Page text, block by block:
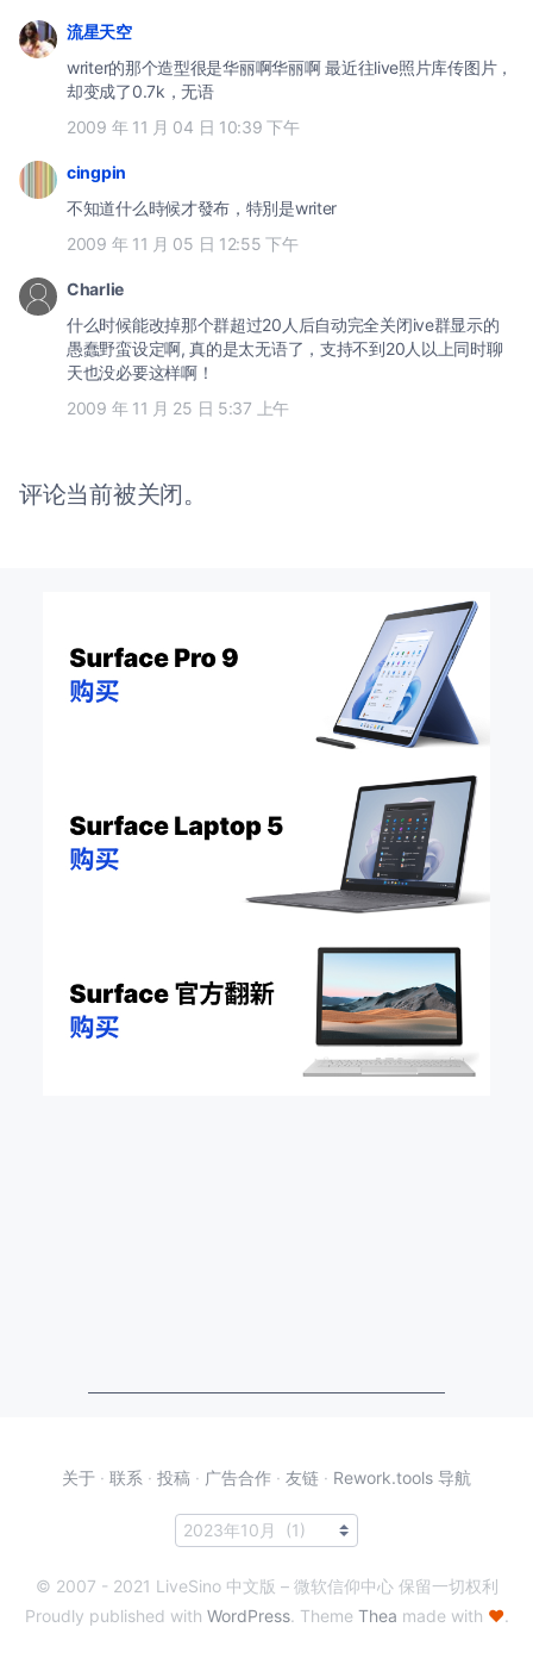
流星天空
writer的那个造型很是华丽啊华丽啊 最近往live照片库传图片，
却变成了0.7k，无语
2009 年 11 月 04 日 10:39 下午
cingpin
不知道什么時候才發布，特別是writer
2009 年 11 月 05 日 12:55 下午
Charlie
什么时候能改掉那个群超过20人后自动完全关闭ive群显示的
愚蠢野蛮设定啊, 真的是太无语了，支持不到20人以上同时聊
天也没必要这样啊！
2009 年 11 月 25 日 5:37 上午
评论当前被关闭。
关于 · 联系 · 投稿 · 广告合作 · 友链 · Rework.tools 导航
© 2007 - 2021 LiveSino 中文版 – 微软信仰中心 保留一切权利
Proudly published with WordPress. Theme Thea made with ♥.